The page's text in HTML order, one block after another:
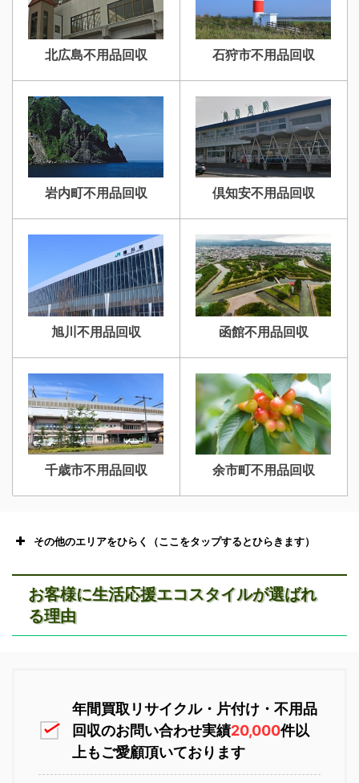
北広島不用品回収 石狩市不用品回収
岩内町不用品回収 倶知安不用品回収
旭川不用品回収 函館不用品回収
千歳市不用品回収 余市町不用品回収
その他のエリアをひらく（ここをタップするとひらきます）
お客様に生活応援エコスタイルが選ばれ
る理由
年間買取リサイクル・片付け・不用品
回収のお問い合わせ実績20,000件以
上もご愛顧頂いております